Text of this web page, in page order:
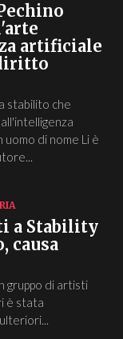
artificiale
stabilito che
di nome Li è
a Stability
causa
gruppo di artisti
è stata